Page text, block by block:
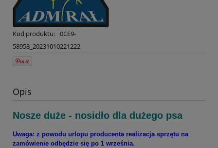
Kod produktu: 0CE9-
58958_20231010221222
Opis
Nosze duże - nosidło dla dużego psa
Uwaga: z powodu urlopu producenta realizacja sprzętu na
zamówienie odbędzie się po 1 września.